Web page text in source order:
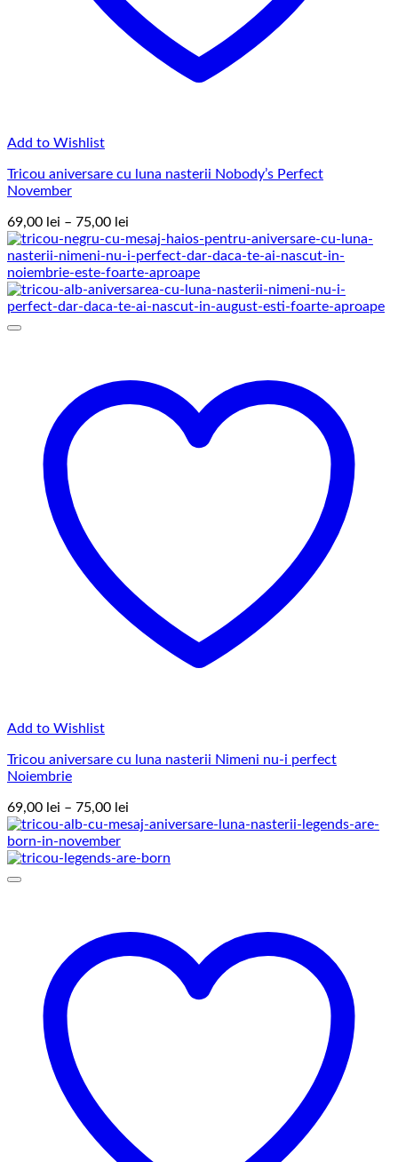
Add to Wishlist
Tricou aniversare cu luna nasterii Nobody’s Perfect
November
69,00 lei – 75,00 lei
de
prețuri:
69,00 lei
până
la
Add to Wishlist
Tricou aniversare cu luna nasterii Nimeni nu-i perfect
Noiembrie
69,00 lei – 75,00 lei
de
69,00 lei